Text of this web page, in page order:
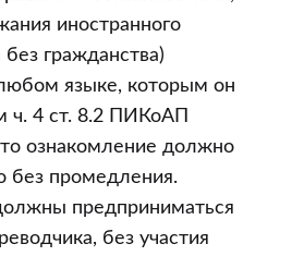
иностранного
гражданства)
языке, которым он
ч. 4 ст. 8.2 ПИКоАП
ознакомление должно
без промедления.
предприниматься
без участия